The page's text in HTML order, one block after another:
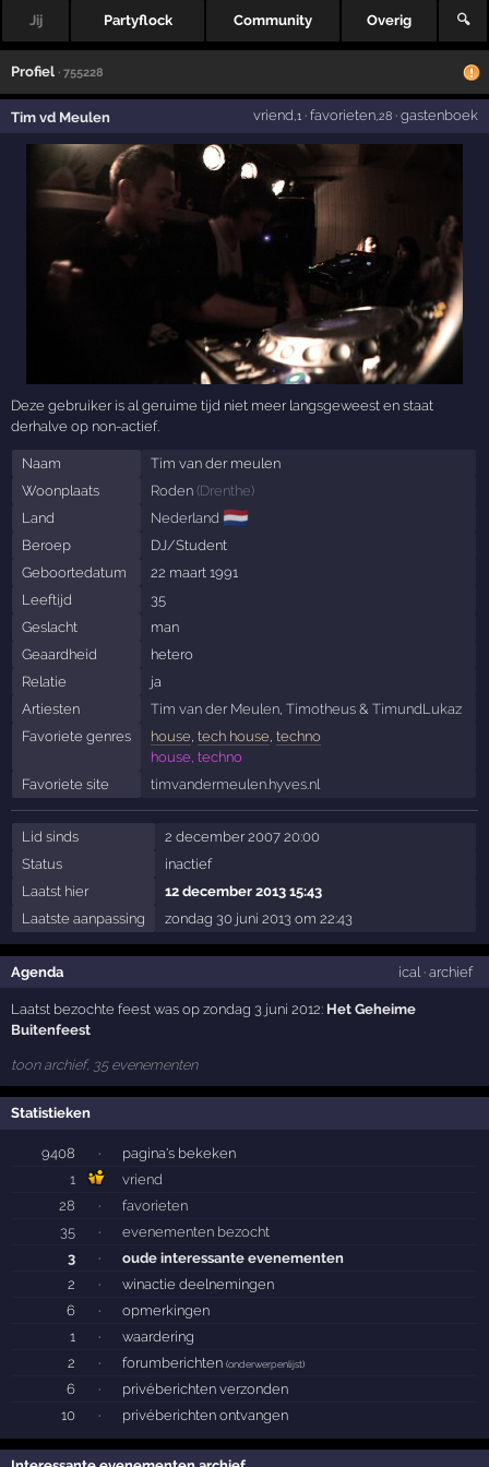
Jij Partyflock Community Overig 🔍
Profiel · 755228
Tim vd Meulen vriend ,1· favorieten,28· gastenboek
Deze gebruiker is al geruime tijd niet meer langsgeweest en staat
derhalve op non-actief.
Naam
Tim van der meulen
Woonplaats
Roden (Drenthe)
Land
Nederland 🇳🇱
Beroep
DJ/Student
Geboortedatum
22 maart 1991
Leeftijd
35
Geslacht
man
Geaardheid
hetero
Relatie
ja
Artiesten
Tim van der Meulen, Timotheus& TimundLukaz
Favoriete genres
house tech house techno
house, techno
Favoriete site
timvandermeulen.hyves.nl
Lid sinds
2 december 2007 20:00
Status
inactief
Laatst hier
12 december 2013 15:43
Laatste aanpassing
zondag 30 juni 2013 om 22:43
Agenda ical · archief
Laatst bezochte feest was op zondag 3 juni 2012: Het Geheime
Buitenfeest
toon archief, 35 evenementen
Statistieken
9408 ·
pagina's bekeken
1
vriend
28
·
favorieten
35
·
evenementen bezocht
3
·
oude interessante evenementen
2
·
winactie deelnemingen
6
·
opmerkingen
1
·
waardering
2
· forumberichten(onderwerpenlijst)
6 ·
privéberichten verzonden
10
· privéberichten ontvangen